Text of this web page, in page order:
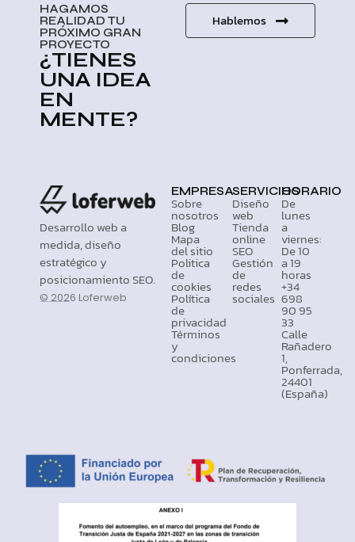
HAGAMOS
REALIDAD TU
PRÓXIMO GRAN
PROYECTO
¿TIENES
UNA IDEA
EN
MENTE?
Hablemos
Desarrollo web a
medida, diseño
estratégico y
posicionamiento SEO.
© 2026 Loferweb
EMPRESA
Sobre
nosotros
Blog
Mapa
del sitio
Politica
de
cookies
Política
de
privacidad
Términos
y
condiciones
SERVICIOS
Diseño
web
Tienda
online
SEO
Gestión
de
redes
sociales
HORARIO
De
lunes
a
viernes:
De 10
a 19
horas
+34
698
90 95
33
Calle
Rañadero
1,
Ponferrada,
24401
(España)